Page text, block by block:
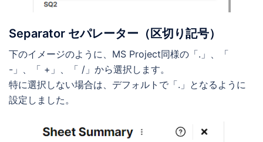
Separator セパレーター（区切り記号）
下のイメージのように、MS Project同様の「.」、「
-」、「 +」、「 /」から選択します。
特に選択しない場合は、デフォルトで「.」となるように
設定しました。